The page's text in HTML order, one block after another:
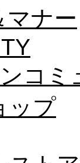
マナー
コミ
ップ